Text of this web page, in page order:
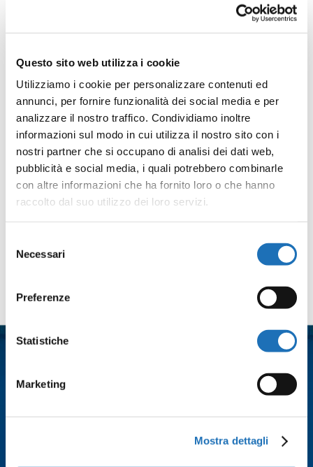
Questo sito web utilizza i cookie
Utilizziamo i cookie per personalizzare contenuti ed
annunci, per fornire funzionalità dei social media e per
analizzare il nostro traffico. Condividiamo inoltre
informazioni sul modo in cui utilizza il nostro sito con i
nostri partner che si occupano di analisi dei dati web,
pubblicità e social media, i quali potrebbero combinarle
con altre informazioni che ha fornito loro o che hanno
raccolto dal suo utilizzo dei loro servizi.
delNecessari
Preferenze
Statistiche
Marketing
Mostra dettagli
spettacoli in una formula conveniente al costo di 85 euro
per platea e palchi e di 55 per il loggione.
Condividi
Facebook
TwitterEmailWhatsApp
LinkedInCondividi
Contattaci
Cognome